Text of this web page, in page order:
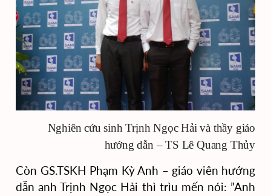
Nghiên cứu sinh Trịnh Ngọc Hải và thầy giáo
hướng dẫn – TS Lê Quang Thủy
Còn GS.TSKH Phạm Kỳ Anh – giáo viên hướng
dẫn anh Trịnh Ngọc Hải thì trìu mến nói: ”Anh